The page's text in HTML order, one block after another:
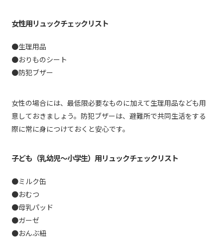
女性用リュックチェックリスト
●生理用品
●おりものシート
●防犯ブザー
女性の場合には、最低限必要なものに加えて生理用品なども用
意しておきましょう。防犯ブザーは、避難所で共同生活をする
際に常に身につけておくと安心です。
子ども（乳幼児〜小学生）用リュックチェックリスト
●ミルク缶
●おむつ
●母乳パッド
●ガーゼ
●おんぶ紐